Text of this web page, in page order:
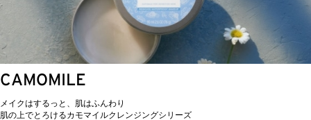
CAMOMILE
メイクはするっと、肌はふんわり
肌の上でとろけるカモマイルクレンジングシリーズ